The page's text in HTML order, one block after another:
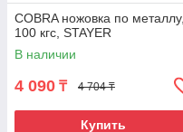
COBRA ножовка по металлу,
100 кгс, STAYER
В наличии
4 090 ₸ 4 704 ₸
Купить